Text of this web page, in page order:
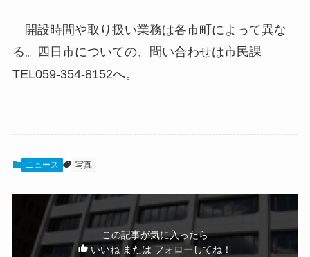
開設時間や取り扱い業務は各市町によって異な
る。四日市についての、問い合わせは市民課
TEL059-354-8152へ。
ニュース 写真
この記事が気に入ったら
いいね または フォローしてね！